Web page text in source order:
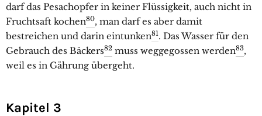
darf das Pesachopfer in keiner Flüssigkeit, auch nicht in
Fruchtsaft kochen80, man darf es aber damit
bestreichen und darin eintunken81. Das Wasser für den
Gebrauch des Bäckers82 muss weggegossen werden83,
weil es in Gährung übergeht.
Kapitel 3